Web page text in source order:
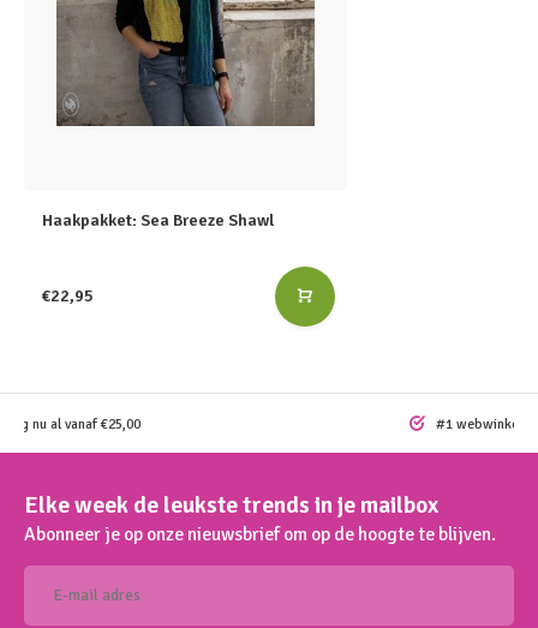
Haakpakket: Sea Breeze Shawl
€22,95
nu al vanaf €25,00 #1 webwinkel
Elke week de leukste trends in je mailbox
Abonneer je op onze nieuwsbrief om op de hoogte te blijven.